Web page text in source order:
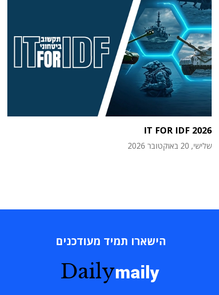
IT FOR IDF 2026
שלישי, 20 באוקטובר 2026
הישארו תמיד מעודכנים
Dailymaily